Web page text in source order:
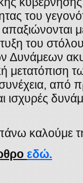
του
του
Δυνάμεων
μετατόπιση
από
ισχυρές
καλούμε
εδώ.